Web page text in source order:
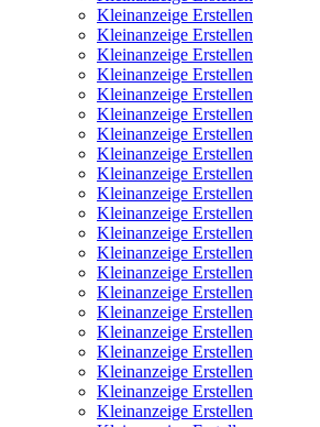
Kleinanzeige Erstellen
Kleinanzeige Erstellen
Kleinanzeige Erstellen
Kleinanzeige Erstellen
Kleinanzeige Erstellen
Kleinanzeige Erstellen
Kleinanzeige Erstellen
Kleinanzeige Erstellen
Kleinanzeige Erstellen
Kleinanzeige Erstellen
Kleinanzeige Erstellen
Kleinanzeige Erstellen
Kleinanzeige Erstellen
Kleinanzeige Erstellen
Kleinanzeige Erstellen
Kleinanzeige Erstellen
Kleinanzeige Erstellen
Kleinanzeige Erstellen
Kleinanzeige Erstellen
Kleinanzeige Erstellen
Kleinanzeige Erstellen